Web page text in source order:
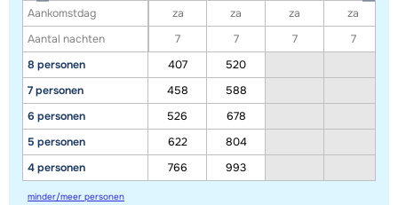
exacte locatie kan enigszins afwijken.
Aankomstdag
Aantal nachten
8 personen
7 personen
6 personen
5 personen
4 personen
za
za za
za
7
7 7
7
407
520
458
588
526
678
622
804
766
993
minder/meer personen